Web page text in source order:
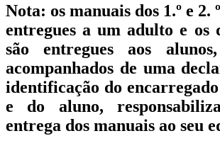
Nota: os manuais dos 1.º e 2.
entregues a um adulto e os
são entregues aos
acompanhados de uma
identificação do encarregado
e do aluno,
entrega dos manuais ao seu